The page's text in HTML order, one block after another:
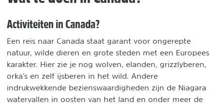
Activiteiten in Canada?
Een reis naar Canada staat garant voor ongerepte
natuur, wilde dieren en grote steden met een Europees
karakter. Hier zie je nog wolven, elanden, grizzlyberen,
orka’s en zelf ijsberen in het wild. Andere
indrukwekkende bezienswaardigheden zijn de Niagara
watervallen in oosten van het land en onder meer de